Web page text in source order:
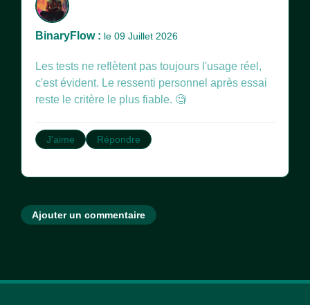
BinaryFlow : le 09 Juillet 2026
Les tests ne reflètent pas toujours l'usage réel,
c'est évident. Le ressenti personnel après essai
reste le critère le plus fiable. 🧐
J'aime Répondre
Ajouter un commentaire